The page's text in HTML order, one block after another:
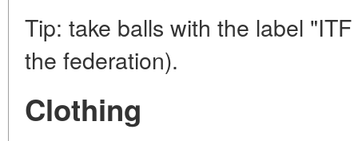
Tip: take balls with the label
the federation).
Clothing